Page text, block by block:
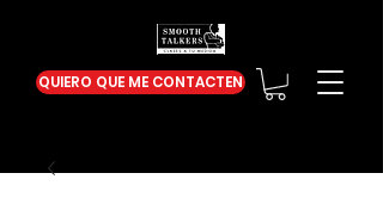
QUIERO QUE ME CONTACTEN